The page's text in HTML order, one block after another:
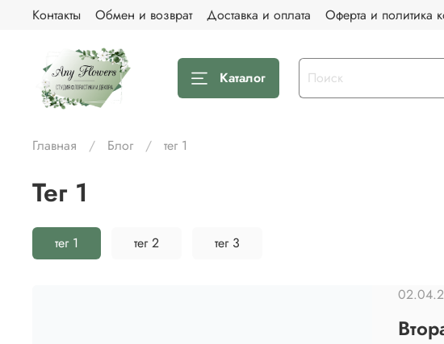
Контакты Обмен и возврат Доставка и оплата Оферта и политика
Каталог
Главная Блог тег 1
тег 1
тег 1 тег 2 тег 3